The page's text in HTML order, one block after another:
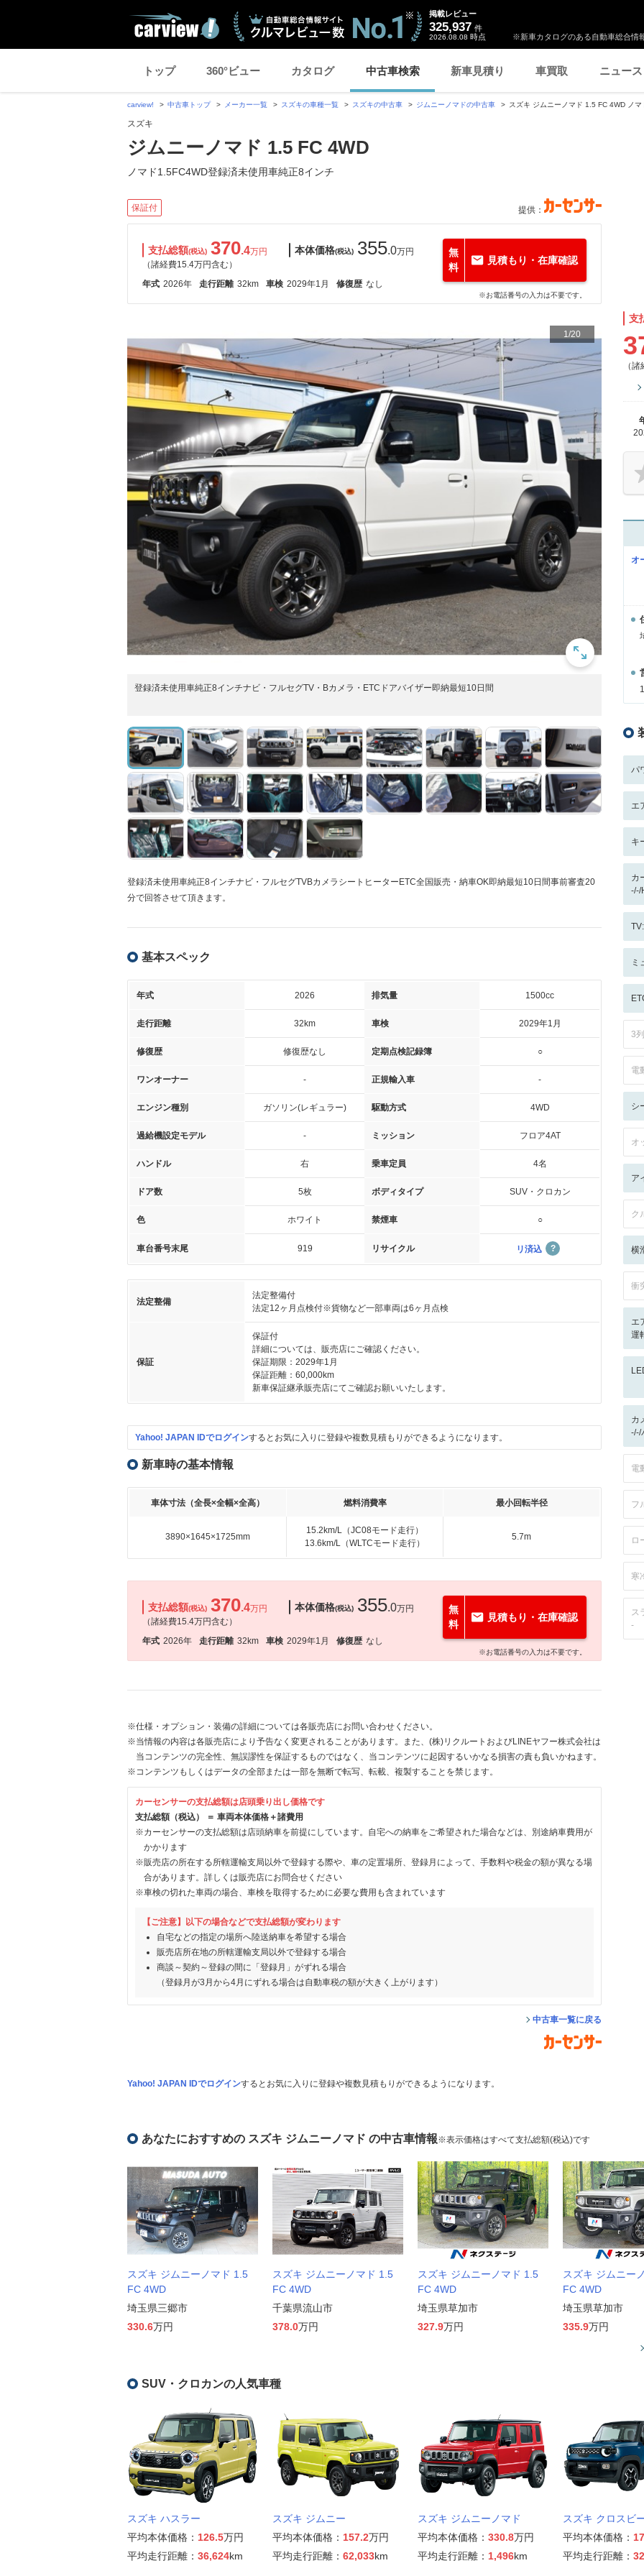
※新車カタログのある自動車総合情
掲載レビュー
325,937 件
2026.08.08 時点
トップ 360°ビュー カタログ 中古車検索 新車見積り 車買取 ニュース
carview! 中古車トップ メーカー一覧 スズキの車種一覧 スズキの中古車 ジムニーノマドの中古車 スズキ ジムニーノマド 1.5 FC 4WD ノ
スズキ
ジムニーノマド 1.5 FC 4WD
ノマド1.5FC4WD登録済未使用車純正8インチ
保証付 提供：
支払総額(税込) 370.4万円
（諸経費15.4万円含む）
本体価格(税込) 355.0万円
年式 2026年 走行距離 32km 車検 2029年1月 修復歴 なし
無
料
見積もり・在庫確認
※お電話番号の入力は不要です。
1/20
登録済未使用車純正8インチナビ・フルセグTV・Bカメラ・ETCドアバイザー即納最短10日間
登録済未使用車純正8インチナビ・フルセグTVBカメラシートヒーターETC全国販売・納車OK即納最短10日間事前審査20
分で回答させて頂きます。
基本スペック
年式 2026 排気量 1500cc
走行距離 32km 車検 2029年1月
修復歴 修復歴なし 定期点検記録簿 ○
ワンオーナー - 正規輸入車 -
エンジン種別 ガソリン(レギュラー) 駆動方式 4WD
過給機設定モデル - ミッション フロア4AT
ハンドル 右 乗車定員 4名
ドア数 5枚 ボディタイプ SUV・クロカン
色 ホワイト 禁煙車 ○
車台番号末尾 919 リサイクル リ済込
法定整備
法定整備付
法定12ヶ月点検付※貨物など一部車両は6ヶ月点検
保証
保証付
詳細については、販売店にご確認ください。
保証期限：2029年1月
保証距離：60,000km
新車保証継承販売店にてご確認お願いいたします。
Yahoo! JAPAN IDでログインするとお気に入りに登録や複数見積もりができるようになります。
新車時の基本情報
車体寸法（全長×全幅×全高） 燃料消費率 最小回転半径
3890×1645×1725mm
15.2km/L（JC08モード走行）
13.6km/L（WLTCモード走行）
5.7m
支払総額(税込) 370.4万円
（諸経費15.4万円含む）
本体価格(税込) 355.0万円
年式 2026年 走行距離 32km 車検 2029年1月 修復歴 なし
無
料
見積もり・在庫確認
※お電話番号の入力は不要です。
※仕様・オプション・装備の詳細については各販売店にお問い合わせください。
※当情報の内容は各販売店により予告なく変更されることがあります。また、(株)リクルートおよびLINEヤフー株式会社は
当コンテンツの完全性、無誤謬性を保証するものではなく、当コンテンツに起因するいかなる損害の責も負いかねます。
※コンテンツもしくはデータの全部または一部を無断で転写、転載、複製することを禁じます。
カーセンサーの支払総額は店頭乗り出し価格です
支払総額（税込） ＝ 車両本体価格＋諸費用
※カーセンサーの支払総額は店頭納車を前提にしています。自宅への納車をご希望された場合などは、別途納車費用が
かかります
※販売店の所在する所轄運輸支局以外で登録する際や、車の定置場所、登録月によって、手数料や税金の額が異なる場
合があります。詳しくは販売店にお問合せください
※車検の切れた車両の場合、車検を取得するために必要な費用も含まれています
【ご注意】以下の場合などで支払総額が変わります
自宅などの指定の場所へ陸送納車を希望する場合
販売店所在地の所轄運輸支局以外で登録する場合
商談～契約～登録の間に「登録月」がずれる場合
（登録月が3月から4月にずれる場合は自動車税の額が大きく上がります）
中古車一覧に戻る
Yahoo! JAPAN IDでログインするとお気に入りに登録や複数見積もりができるようになります。
支
（
オ
パ
エ
キ
カ
-/-/
ミ
3
電
シ
オ
ア
ク
横
衝
エ
運
カ
-/-/
電
フ
ロ
寒
ス
-
あなたにおすすめの スズキ ジムニーノマド の中古車情報※表示価格はすべて支払総額(税込)です
スズキ ジムニーノマド 1.5
FC 4WD
埼玉県三郷市
330.6万円
スズキ ジムニーノマド 1.5
FC 4WD
千葉県流山市
378.0万円
スズキ ジムニーノマド 1.5
FC 4WD
埼玉県草加市
327.9万円
スズキ ジムニー
FC 4WD
埼玉県草加市
335.9万円
SUV・クロカンの人気車種
スズキ ハスラー
平均本体価格： 126.5万円
平均走行距離： 36,624km
スズキ ジムニー
平均本体価格： 157.2万円
平均走行距離： 62,033km
スズキ ジムニーノマド
平均本体価格： 330.8万円
平均走行距離： 1,496km
スズキ クロスビ
平均本体価格：
平均走行距離：